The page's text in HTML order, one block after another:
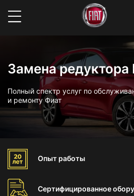
Замена редуктора
Полный спектр услуг по
и ремонту Фиат
Опыт работы
Сертифицированное